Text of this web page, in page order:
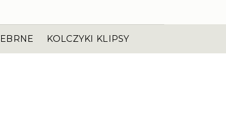
KOLCZYKI KLIPSY